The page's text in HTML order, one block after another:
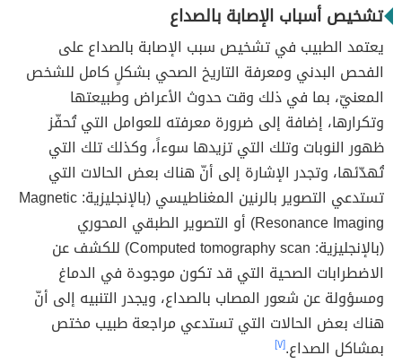
تشخيص أسباب الإصابة بالصداع
يعتمد الطبيب في تشخيص سبب الإصابة بالصداع على
الفحص البدني ومعرفة التاريخ الصحي بشكلٍ كامل للشخص
المعنيّ، بما في ذلك وقت حدوث الأعراض وطبيعتها
وتكرارها، إضافة إلى ضرورة معرفته للعوامل التي تُحفّز
ظهور النوبات وتلك التي تزيدها سوءاً، وكذلك تلك التي
تُهدّئها، وتجدر الإشارة إلى أنّ هناك بعض الحالات التي
تستدعي التصوير بالرنين المغناطيسي (بالإنجليزية: Magnetic
Resonance Imaging) أو التصوير الطبقي المحوري
(بالإنجليزية: Computed tomography scan) للكشف عن
الاضطرابات الصحية التي قد تكون موجودة في الدماغ
ومسؤولة عن شعور المصاب بالصداع، ويجدر التنبيه إلى أنّ
هناك بعض الحالات التي تستدعي مراجعة طبيب مختص
بمشاكل الصداع.[٧]